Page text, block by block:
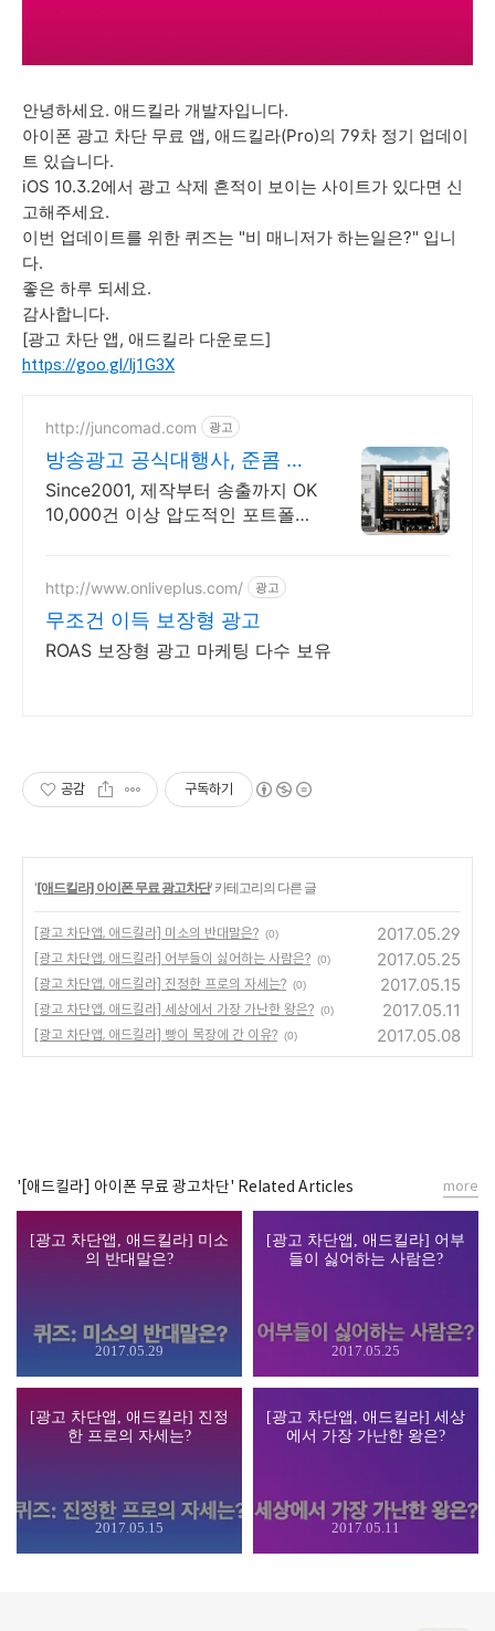
안녕하세요. 애드킬라 개발자입니다.
아이폰 광고 차단 무료 앱, 애드킬라(Pro)의 79차 정기 업데이
트 있습니다.
iOS 10.3.2에서 광고 삭제 흔적이 보이는 사이트가 있다면 신
고해주세요.
이번 업데이트를 위한 퀴즈는 "비 매니저가 하는일은?" 입니
다.
좋은 하루 되세요.
감사합니다.
[광고 차단 앱, 애드킬라 다운로드]
https://goo.gl/lj1G3X
http://juncomad.com 광고
방송광고 공식대행사, 준콤 첫
광고 진행시 20% 할인!
Since2001, 제작부터 송출까지 OK
10,000건 이상 압도적인 포트폴리
http://www.onliveplus.com/ 광고
무조건 이득 보장형 광고
ROAS 보장형 광고 마케팅 다수 보유
공감 구독하기
'[애드킬라] 아이폰 무료 광고차단' 카테고리의 다른 글
[광고 차단앱, 애드킬라] 미소의 반대말은? (0) 2017.05.29
[광고 차단앱, 애드킬라] 어부들이 싫어하는 사람은? (0) 2017.05.25
[광고 차단앱, 애드킬라] 진정한 프로의 자세는? (0) 2017.05.15
[광고 차단앱, 애드킬라] 세상에서 가장 가난한 왕은? (0) 2017.05.11
[광고 차단앱, 애드킬라] 빵이 목장에 간 이유? (0) 2017.05.08
'[애드킬라] 아이폰 무료 광고차단' Related Articles
[광고 차단앱, 애드킬라] 미소
의 반대말은?
2017.05.29
[광고 차단앱, 애드킬라] 어부
들이 싫어하는 사람은?
2017.05.25
[광고 차단앱, 애드킬라] 진정
한 프로의 자세는?
2017.05.15
[광고 차단앱, 애드킬라] 세상
에서 가장 가난한 왕은?
2017.05.11
more